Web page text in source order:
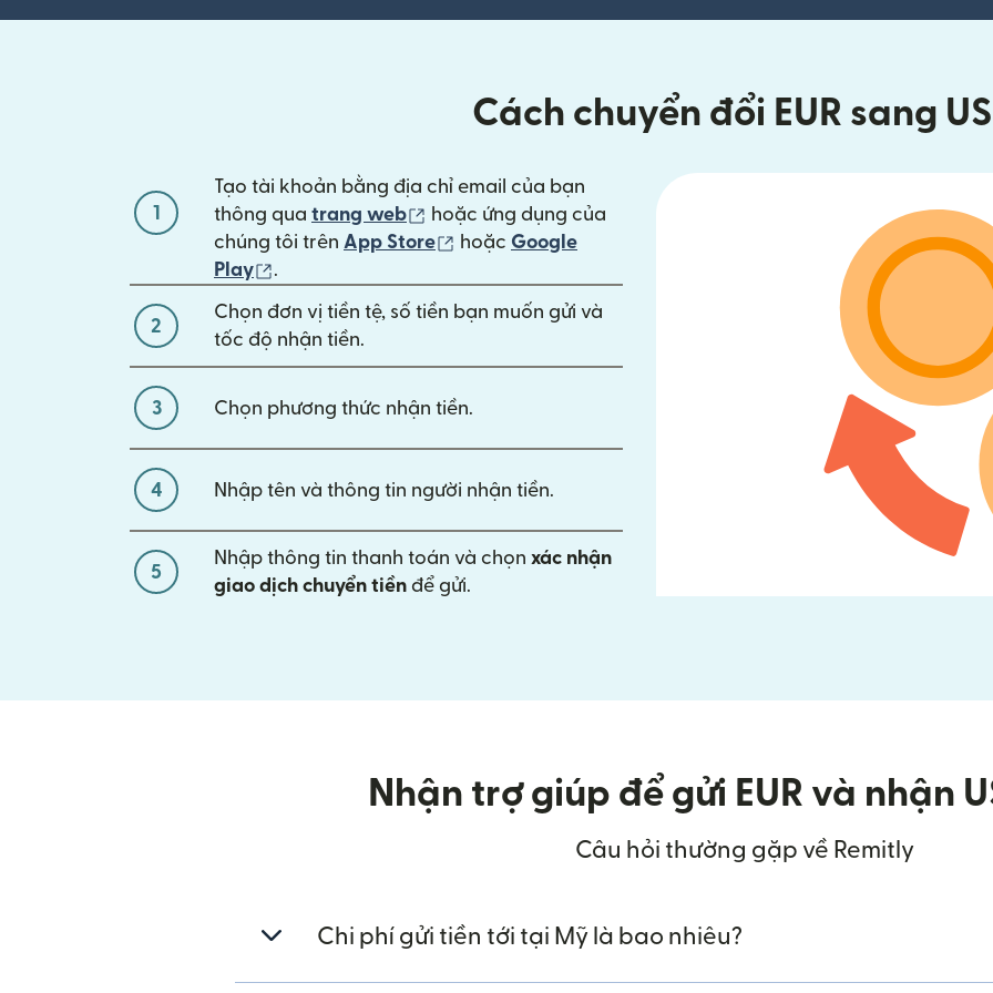
Cách chuyển đổi EUR sang
1
Tạo tài khoản bằng địa chỉ email của bạn
thông qua trang web (mở trong cửa sổ mới)
hoặc ứng dụng của
chúng tôi trên App Store (mở trong cửa sổ mới)
hoặc Google
Play
.
2
Chọn đơn vị tiền tệ, số tiền bạn muốn gửi và
tốc độ nhận tiền.
3 Chọn phương thức nhận tiền.
4 Nhập tên và thông tin người nhận tiền.
5
Nhập thông tin thanh toán và chọn xác nhận
giao dịch chuyển tiền để gửi.
Nhận trợ giúp để gửi EUR và nhận
Câu hỏi thường gặp về Remitly
Chi phí gửi tiền tới tại Mỹ là bao nhiêu?